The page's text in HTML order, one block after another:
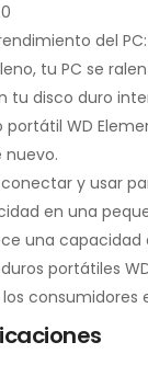
del
tu PC se
tu disco duro
portátil WD
nuevo.
y usar
en una
una capacidad
portátiles
consumidores